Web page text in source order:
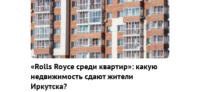
«Rolls Royce среди квaртир»: какую
недвижимость сдают жители
Иркутска?